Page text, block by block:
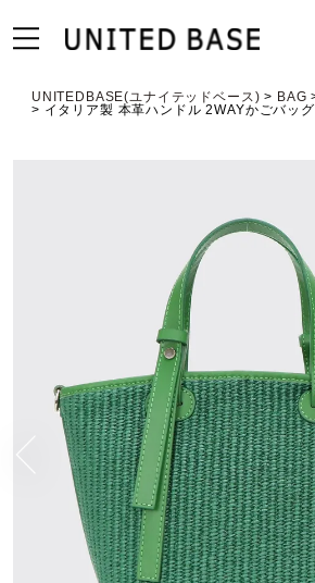
UNITEDBASE(ユナイテッドベース) BAG
イタリア製 本革ハンドル 2WAYかごバッグ